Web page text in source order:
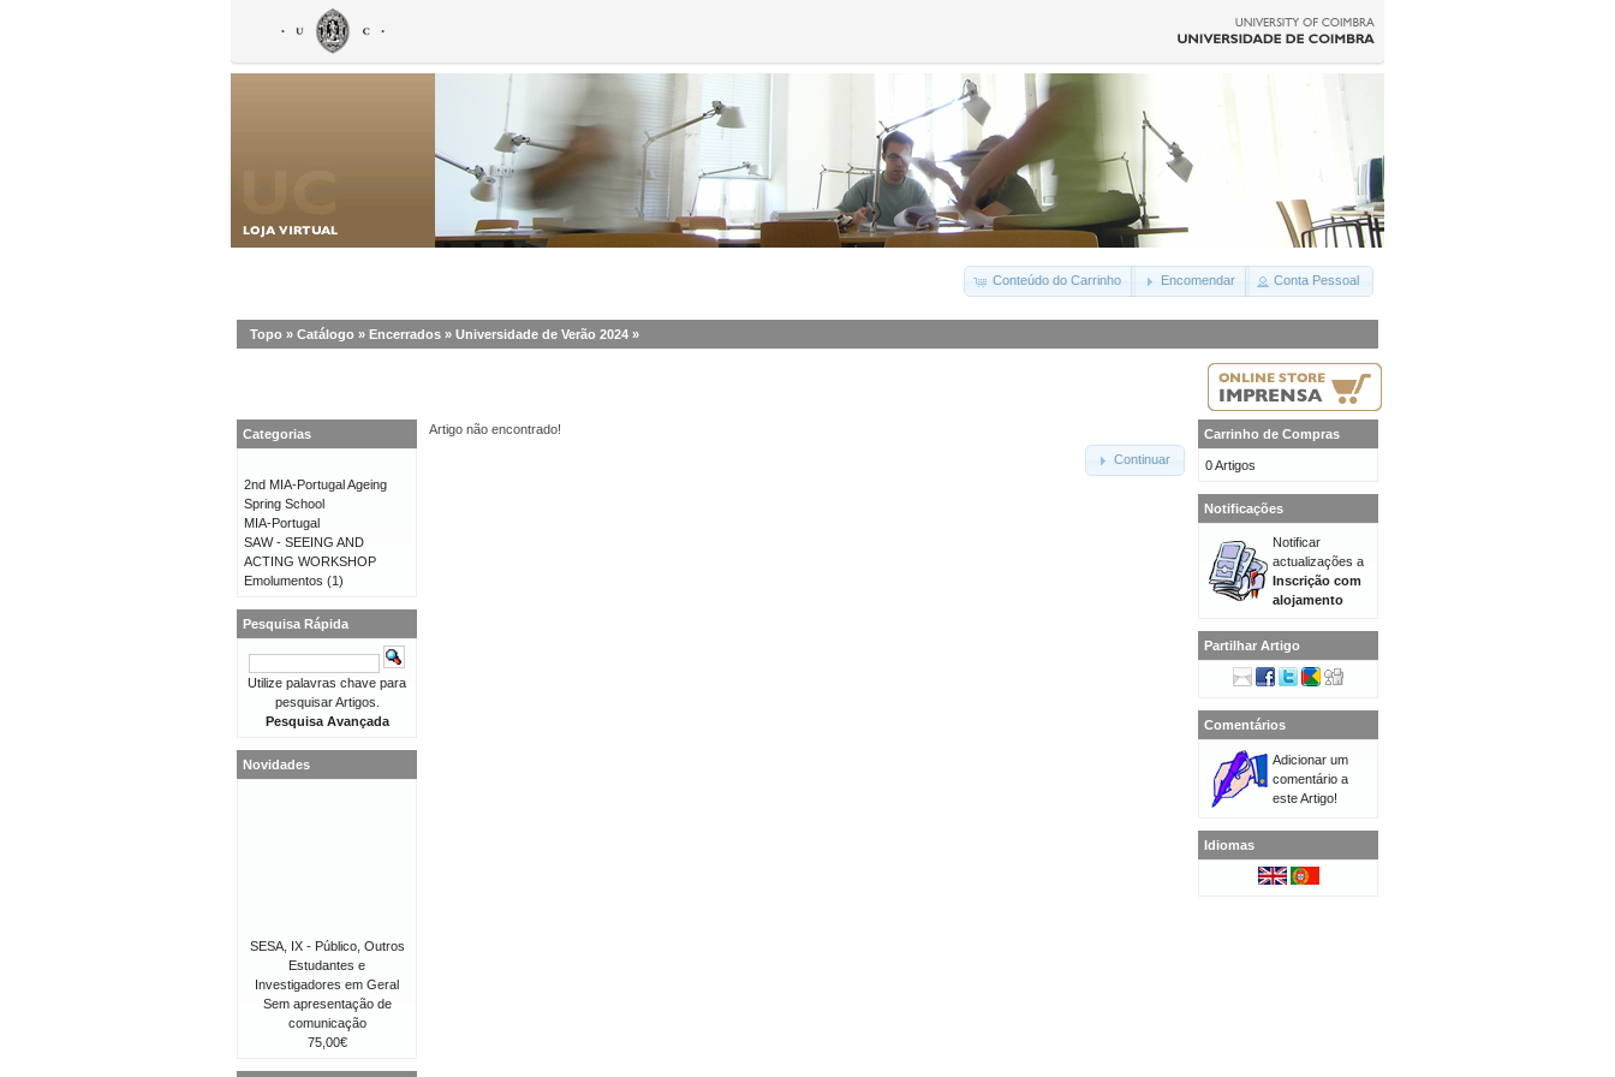
Conteúdo do Carrinho Encomendar Conta Pessoal
Topo » Catálogo » Encerrados » Universidade de Verão 2024 »
Artigo não encontrado!
Continuar
Categorias
2nd MIA-Portugal Ageing
Spring School
MIA-Portugal
SAW - SEEING AND
ACTING WORKSHOP
Emolumentos (1)
Pesquisa Rápida
Utilize palavras chave para
pesquisar Artigos.
Pesquisa Avançada
Novidades
SESA, IX - Público, Outros
Estudantes e
Investigadores em Geral
Sem apresentação de
comunicação
75,00€
Carrinho de Compras
0 Artigos
Notificações
Notificar
actualizações a
Inscrição com
alojamento
Partilhar Artigo
Comentários
Adicionar um
comentário a
este Artigo!
Idiomas